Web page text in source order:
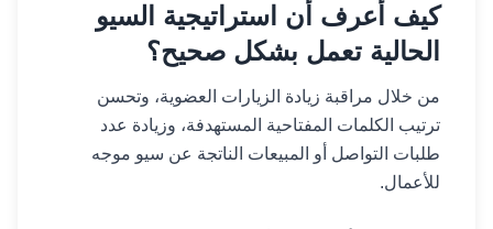
كيف أعرف أن استراتيجية السيو
الحالية تعمل بشكل صحيح؟
من خلال مراقبة زيادة الزيارات العضوية، وتحسن
ترتيب الكلمات المفتاحية المستهدفة، وزيادة عدد
طلبات التواصل أو المبيعات الناتجة عن سيو موجه
للأعمال.